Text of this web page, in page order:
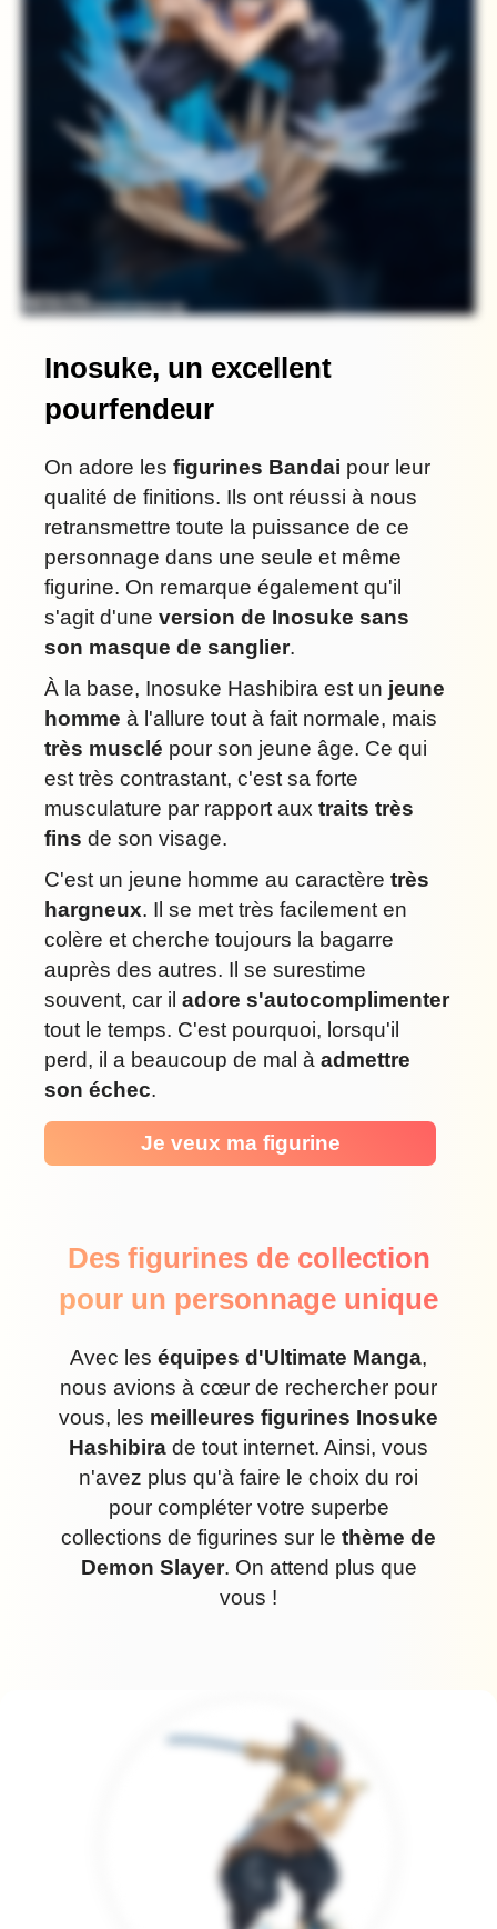
Inosuke, un excellent
pourfendeur
On adore les figurines Bandai pour leur
qualité de finitions. Ils ont réussi à nous
retransmettre toute la puissance de ce
personnage dans une seule et même
figurine. On remarque également qu'il
s'agit d'une version de Inosuke sans
son masque de sanglier.
À la base, Inosuke Hashibira est un jeune
homme à l'allure tout à fait normale, mais
très musclé pour son jeune âge. Ce qui
est très contrastant, c'est sa forte
musculature par rapport aux traits très
fins de son visage.
C'est un jeune homme au caractère très
hargneux. Il se met très facilement en
colère et cherche toujours la bagarre
auprès des autres. Il se surestime
souvent, car il adore s'autocomplimenter
tout le temps. C'est pourquoi, lorsqu'il
perd, il a beaucoup de mal à admettre
son échec.
Je veux ma figurine
Des figurines de collection
pour un personnage unique
Avec les équipes d'Ultimate Manga,
nous avions à cœur de rechercher pour
vous, les meilleures figurines Inosuke
Hashibira de tout internet. Ainsi, vous
n'avez plus qu'à faire le choix du roi
pour compléter votre superbe
collections de figurines sur le thème de
Demon Slayer. On attend plus que
vous !